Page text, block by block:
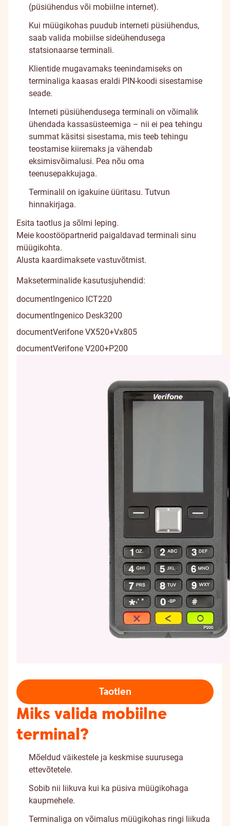
(püsiühendus või mobiilne internet).
Kui müügikohas puudub interneti püsiühendus,
saab valida mobiilse sideühendusega
statsionaarse terminali.
Klientide mugavamaks teenindamiseks on
terminaliga kaasas eraldi PIN-koodi sisestamise
seade.
Interneti püsiühendusega terminali on võimalik
ühendada kassasüsteemiga – nii ei pea tehingu
summat käsitsi sisestama, mis teeb tehingu
teostamise kiiremaks ja vähendab
eksimisvõimalusi. Pea nõu oma
teenusepakkujaga.
Terminalil on igakuine üüritasu. Tutvun
hinnakirjaga.
Esita taotlus ja sõlmi leping.
Meie koostööpartnerid paigaldavad terminali sinu
müügikohta.
Alusta kaardimaksete vastuvõtmist.
Makseterminalide kasutusjuhendid:
documentIngenico ICT220
documentIngenico Desk3200
documentVerifone VX520+Vx805
documentVerifone V200+P200
Taotlen
Miks valida mobiilne
terminal?
Mõeldud väikestele ja keskmise suurusega
ettevõtetele.
Sobib nii liikuva kui ka püsiva müügikohaga
kaupmehele.
Terminaliga on võimalus müügikohas ringi liikuda